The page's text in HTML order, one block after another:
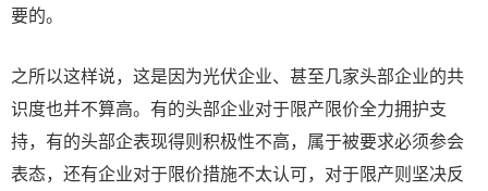
要的。
之所以这样说，这是因为光伏企业、甚至几家头部企业的共
识度也并不算高。有的头部企业对于限产限价全力拥护支
持，有的头部企表现得则积极性不高，属于被要求必须参会
表态，还有企业对于限价措施不太认可，对于限产则坚决反